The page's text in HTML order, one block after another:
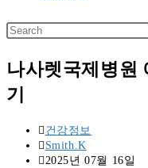
나사렛국제병원
기
Post
category:
건강정보
Post
author:
Smith.K
Post
2025년 07월 16일